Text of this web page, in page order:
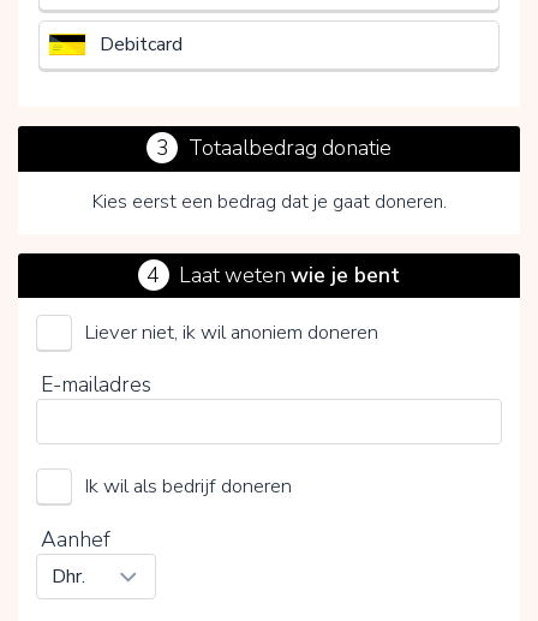
Debitcard
3 Totaalbedrag donatie
Kies eerst een bedrag dat je gaat doneren.
Podencoworld (Stichting)
Kies je vrijwillige bijdrage
0%
4 Laat wetenwie je bent
Liever niet, ik wil anoniem doneren
E-mailadres
Ik wil als bedrijf doneren
Aanhef